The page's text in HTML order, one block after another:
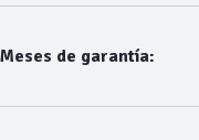
Meses de garantía: